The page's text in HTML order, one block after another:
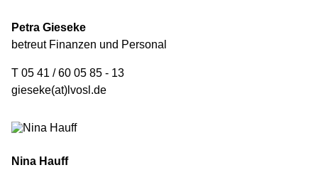
Petra Gieseke
betreut Finanzen und Personal
T 05 41 / 60 05 85 - 13
gieseke(at)lvosl.de
Nina Hauff